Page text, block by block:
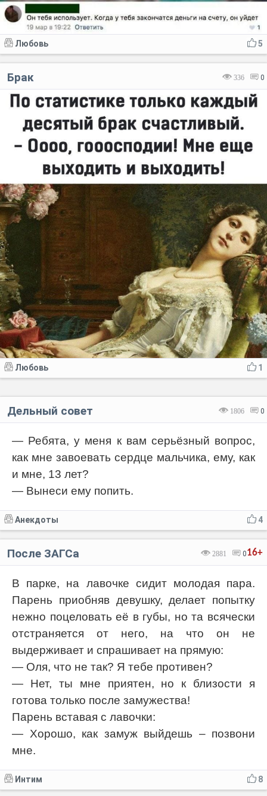
5
Любовь
336 0
Брак
1
Любовь
1806 0
Дельный совет
— Ребята, у меня к вам серьёзный вопрос,
как мне завоевать сердце мальчика, ему, как
и мне, 13 лет?
— Вынеси ему попить.
4
Анекдоты
16+
2881 0
После ЗАГСа
В парке, на лавочке сидит молодая пара.
Парень приобняв девушку, делает попытку
нежно поцеловать её в губы, но та всячески
отстраняется от него, на что он не
выдерживает и спрашивает на прямую:
— Оля, что не так? Я тебе противен?
— Нет, ты мне приятен, но к близости я
готова только после замужества!
Парень вставая с лавочки:
— Хорошо, как замуж выйдешь – позвони
мне.
8
Интим